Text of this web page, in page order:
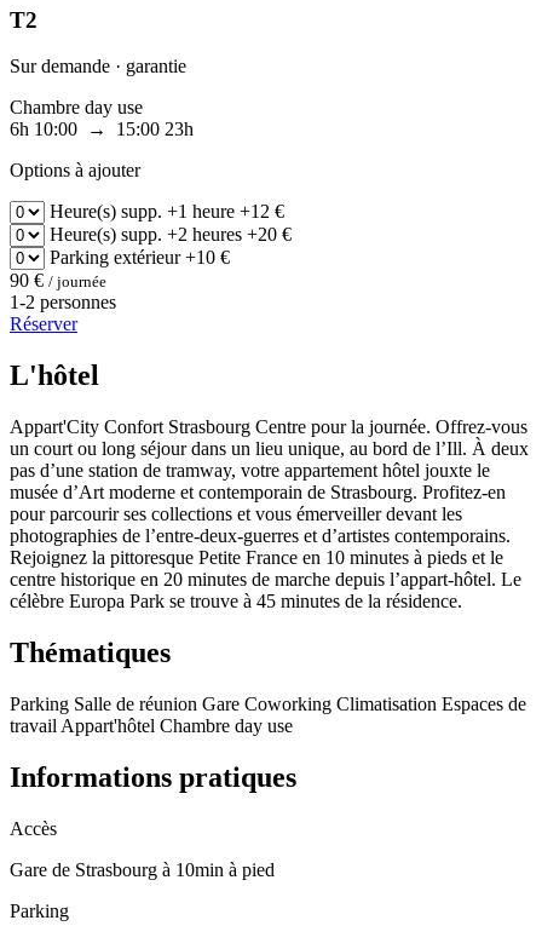
T2
Sur demande · garantie
Chambre day use
6h 10:00 → 15:00 23h
Options à ajouter
Heure(s) supp. +1 heure +12 €
Heure(s) supp. +2 heures +20 €
Parking extérieur+10 €
90 € / journée
1-2 personnes
Réserver
L'hôtel
Appart'City Confort Strasbourg Centre pour la journée. Offrez-vous
un court ou long séjour dans un lieu unique, au bord de l’Ill. À deux
pas d’une station de tramway, votre appartement hôtel jouxte le
musée d’Art moderne et contemporain de Strasbourg. Profitez-en
pour parcourir ses collections et vous émerveiller devant les
photographies de l’entre-deux-guerres et d’artistes contemporains.
Rejoignez la pittoresque Petite France en 10 minutes à pieds et le
centre historique en 20 minutes de marche depuis l’appart-hôtel. Le
célèbre Europa Park se trouve à 45 minutes de la résidence.
Thématiques
Parking Salle de réunion Gare Coworking Climatisation Espaces de
travail Appart'hôtel Chambre day use
Informations pratiques
Accès
Gare de Strasbourg à 10min à pied
Parking